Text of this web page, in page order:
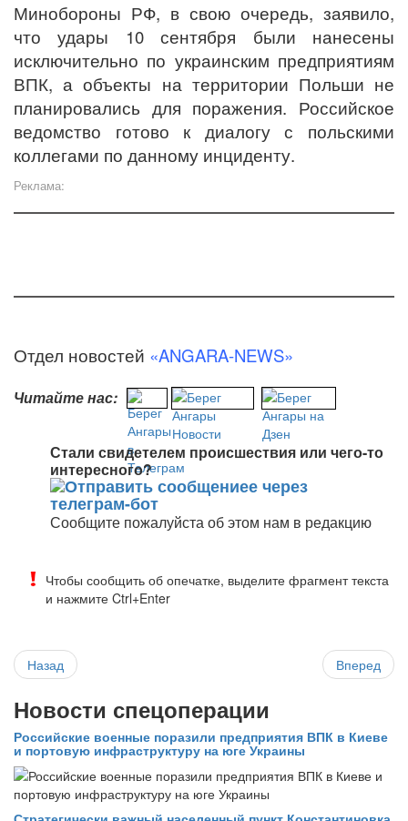
Минобороны РФ, в свою очередь, заявило,
что удары 10 сентября были нанесены
исключительно по украинским предприятиям
ВПК, а объекты на территории Польши не
планировались для поражения. Российское
ведомство готово к диалогу с польскими
коллегами по данному инциденту.
Реклама:
Отдел новостей «ANGARA-NEWS»
Читайте нас:
Стали свидетелем происшествия или чего-то
интересного?
Сообщите пожалуйста об этом нам в редакцию
Чтобы сообщить об опечатке, выделите фрагмент текста
и нажмите Ctrl+Enter
Назад Вперед
Новости спецоперации
Российские военные поразили предприятия ВПК в Киеве
и портовую инфраструктуру на юге Украины